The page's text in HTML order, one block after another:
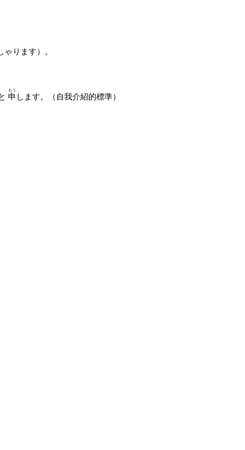
ゃります）。
申
もう
します。（自我介紹的標準）